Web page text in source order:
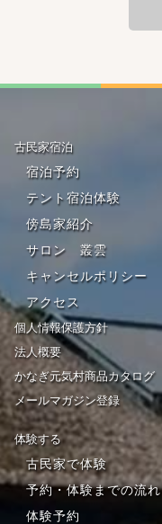
古民家宿泊
宿泊予約
テント宿泊体験
傍島家紹介
サロン 叢雲
キャンセルポリシー
アクセス
個人情報保護方針
法人概要
かなぎ元気村商品カタログ
メールマガジン登録
体験する
古民家で体験
予約・体験までの流れ
体験予約